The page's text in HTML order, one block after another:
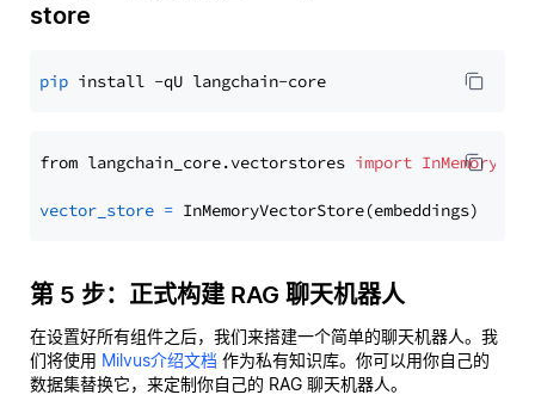
store
pip
from langchain_core.vectorstores import
vector_store =
第 5 步：正式构建 RAG 聊天机器人
在设置好所有组件之后，我们来搭建一个简单的聊天机器人。我
们将使用 Milvus介绍文档 作为私有知识库。你可以用你自己的
数据集替换它，来定制你自己的 RAG 聊天机器人。